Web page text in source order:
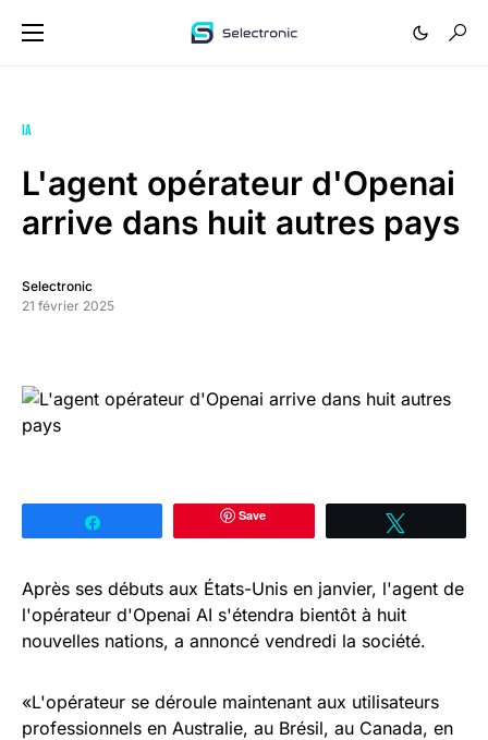
IA
L'agent opérateur d'Openai
arrive dans huit autres pays
Selectronic
21 février 2025
Save
Après ses débuts aux États-Unis en janvier, l'agent de
l'opérateur d'Openai AI s'étendra bientôt à huit
nouvelles nations, a annoncé vendredi la société.
«L'opérateur se déroule maintenant aux utilisateurs
professionnels en Australie, au Brésil, au Canada, en